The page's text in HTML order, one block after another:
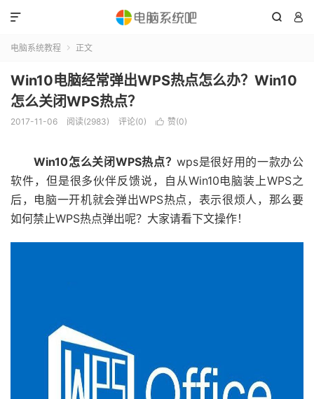
 

电脑系统教程  正文
Win10电脑经常弹出WPS热点怎么办？Win10
怎么关闭WPS热点？
2017-11-06 阅读(2983) 评论(0)  赞(0)
Win10怎么关闭WPS热点？wps是很好用的一款办公
软件，但是很多伙伴反馈说，自从Win10电脑装上WPS之
后，电脑一开机就会弹出WPS热点，表示很烦人，那么要
如何禁止WPS热点弹出呢？大家请看下文操作！